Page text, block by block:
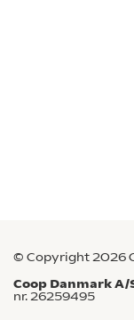
© Copyright 2026
Coop Danmark A/
nr. 26259495